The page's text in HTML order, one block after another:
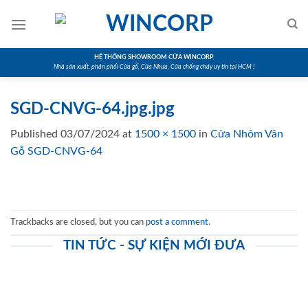
HỆ THỐNG SHOWROOM CỬA WINCORP
Nhà sản xuất, phân phối Cửa gỗ, Cửa Nhựa, Cửa chống cháy uy tín tại HCM !
SGD-CNVG-64.jpg.jpg
Published 03/07/2024 at 1500 × 1500 in Cửa Nhôm Vân
Gỗ SGD-CNVG-64
Trackbacks are closed, but you can post a comment.
TIN TỨC - SỰ KIỆN MỚI ĐƯA